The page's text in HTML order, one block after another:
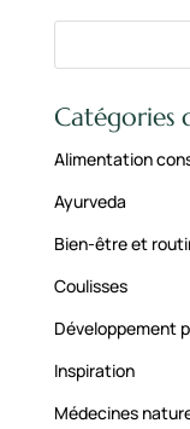
Catégories
Alimentation
Ayurveda
Bien-être et
Coulisses
Développement
Inspiration
Médecines